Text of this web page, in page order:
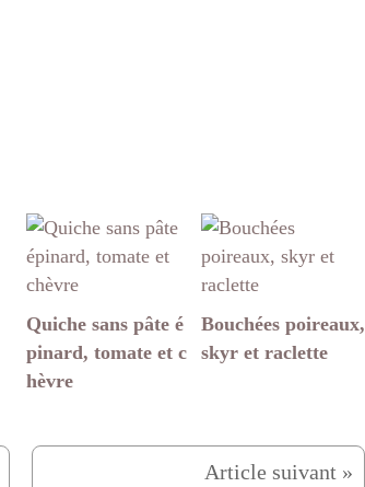
Quiche sans pâte é
pinard, tomate et c
hèvre
Bouchées poireaux,
skyr et raclette